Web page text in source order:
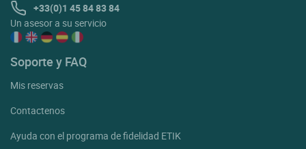
+33(0)1 45 84 83 84
Un asesor a su servicio
Soporte y FAQ
Mis reservas
Contactenos
Ayuda con el programa de fidelidad ETIK